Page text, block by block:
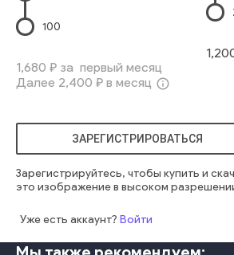
100
1,680 ₽ за первый месяц
Далее 2,400 ₽ в месяц info_outline
ЗАРЕГИСТРИРОВАТЬСЯ
Зарегистрируйтесь, чтобы купить и
это изображение в высоком
Уже есть аккаунт? Войти